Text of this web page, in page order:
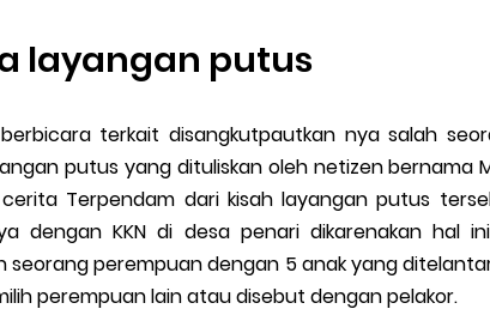
layangan putus
terkait disangkutpautkan nya salah
putus yang dituliskan oleh netizen bernama
Terpendam dari kisah layangan putus
dengan KKN di desa penari dikarenakan hal
seorang perempuan dengan 5 anak yang
perempuan lain atau disebut dengan pelakor.